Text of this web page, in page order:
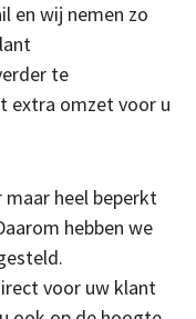
en wij nemen zo
te
extra omzet voor u
heel beperkt
hebben we
voor uw klant